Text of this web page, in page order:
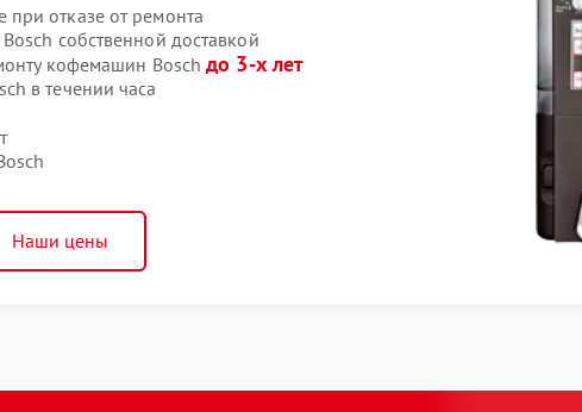
при отказе от ремонта
собственной доставкой
кофемашин Boschдо 3-х лет
в течении часа
Наши цены